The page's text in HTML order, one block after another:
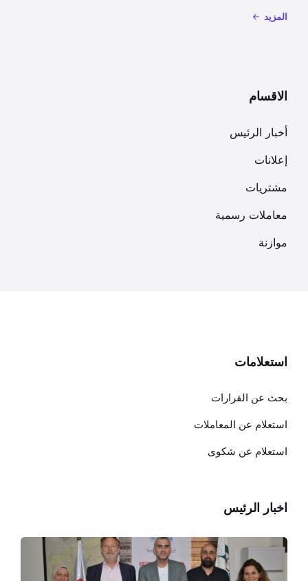
المزيد
الاقسام
أخبار الرئيس
إعلانات
مشتريات
معاملات رسمية
موازنة
استعلامات
بحث عن القرارات
استعلام عن المعاملات
استعلام عن شكوى
اخبار الرئيس